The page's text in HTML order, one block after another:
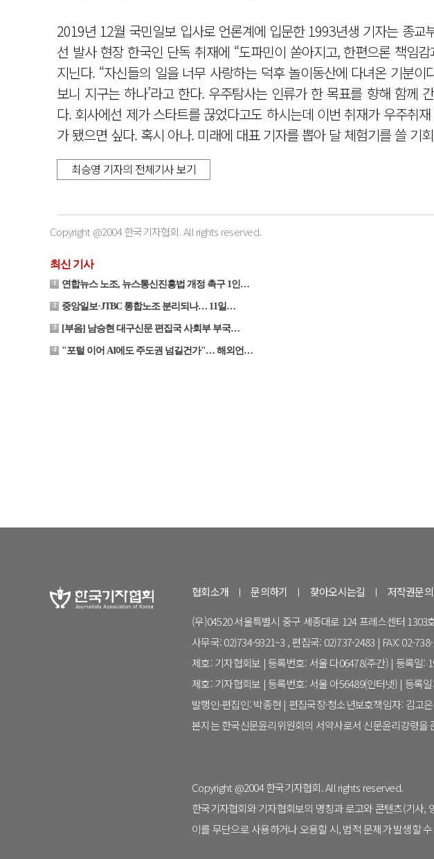
2019년 12월 국민일보 입사로 언론계에 입문한 1993년생 기자는 종교
선 발사 현장 한국인 단독 취재에 “도파민이 쏟아지고, 한편으론 책임
지닌다. “자신들의 일을 너무 사랑하는 덕후 놀이동산에 다녀온 기분이
보니 지구는 하나’라고 한다. 우주탐사는 인류가 한 목표를 향해 함께
다. 회사에선 제가 스타트를 끊었다고도 하시는데 이번 취재가 우주취
가 됐으면 싶다. 혹시 아나. 미래에 대표 기자를 뽑아 달 체험기를 쓸 기
최승영 기자의 전체기사 보기
Copyright @2004 한국기자협회. All rights reserved.
협회소개 문의하기 찾아오시는길 저작권문의
(우)04520 서울특별시 중구 세종대로 124 프레스센터 1303
사무국: 02)734-9321~3 , 편집국: 02)737-2483 | FAX: 02-
제호: 기자협회보 | 등록번호: 서울 다06478(주간) | 등록일:
제호: 기자협회보 | 등록번호: 서울 아56489(인터넷) | 등록
발행인·편집인: 박종현 | 편집국장·청소년보호책임자: 김고은
본지는 한국신문윤리위원회의 서약사로서 신문윤리강령을
Copyright @2004 한국기자협회. All rights reserved.
한국기자협회와 기자협회보의 명칭과 로고와 콘텐츠(기사,
이를 무단으로 사용하거나 오용할 시, 법적 문제가 발생할